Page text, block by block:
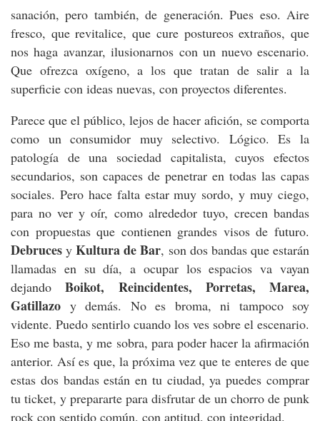
sanación, pero también, de generación. Pues eso. Aire
fresco, que revitalice, que cure postureos extraños, que
nos haga avanzar, ilusionarnos con un nuevo escenario.
Que ofrezca oxígeno, a los que tratan de salir a la
superficie con ideas nuevas, con proyectos diferentes.
Parece que el público, lejos de hacer afición, se comporta
como un consumidor muy selectivo. Lógico. Es la
patología de una sociedad capitalista, cuyos efectos
secundarios, son capaces de penetrar en todas las capas
sociales. Pero hace falta estar muy sordo, y muy ciego,
para no ver y oír, como alrededor tuyo, crecen bandas
con propuestas que contienen grandes visos de futuro.
Debruces yKultura de Bar, son dos bandas que estarán
llamadas en su día, a ocupar los espacios va vayan
dejandoBoikot, Reincidentes, Porretas, Marea,
Gatillazo y demás. No es broma, ni tampoco soy
vidente. Puedo sentirlo cuando los ves sobre el escenario.
Eso me basta, y me sobra, para poder hacer la afirmación
anterior. Así es que, la próxima vez que te enteres de que
estas dos bandas están en tu ciudad, ya puedes comprar
tu ticket, y prepararte para disfrutar de un chorro de punk
rock con sentido común, con aptitud, con integridad.